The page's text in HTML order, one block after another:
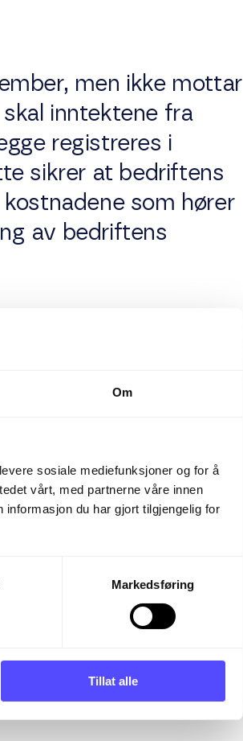
Om
sosiale mediefunksjoner og for å
vårt, med partnerne våre innen
du har gjort tilgjengelig for
Markedsføring
Tillat alle
men ikke mottar
inntektene fra
registreres i
sikrer at bedriftens
som hører
av bedriftens
faktiske
mot de
opp under